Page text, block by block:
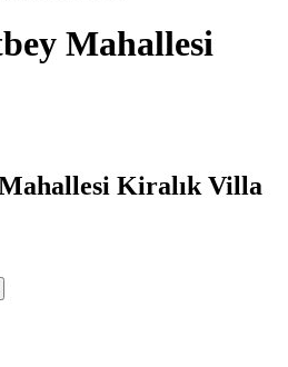
Mahallesi
Mahallesi Kiralık Villa